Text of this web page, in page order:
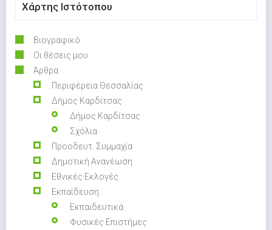
Χάρτης Ιστότοπου
Βιογραφικό
Οι θέσεις μου
Άρθρα
Περιφέρεια Θεσσαλίας
Δήμος Καρδίτσας
Δήμος Καρδίτσας
Σχόλια
Προοδευτ. Συμμαχία
Δημοτική Ανανέωση
Εθνικές Εκλογές
Εκπαίδευση
Εκπαιδευτικά
Φυσικές Επιστήμες